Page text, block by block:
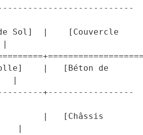
de Sol]  |    [Couvercle
|   [Béton de
|
+-----------------
|   [Châssis
|